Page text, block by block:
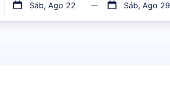
Sáb, Ago 22 Sáb, Ago 29